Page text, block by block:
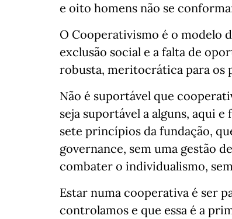
e oito homens não se
O Cooperativismo é o modelo
exclusão social e a falta de
robusta, meritocrática para os
Não é suportável que
seja suportável a alguns, aqui
sete princípios da fundação,
governance, sem uma gestão
combater o individualismo,
Estar numa cooperativa é ser
controlamos e que essa é a